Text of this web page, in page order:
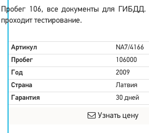
Пробег 106, все документы для ГИБДД.
проходит тестирование.
Артикул
NA7/4166
Пробег
106000
Год
2009
Страна
Латвия
Гарантия
30 дней
Узнать цену